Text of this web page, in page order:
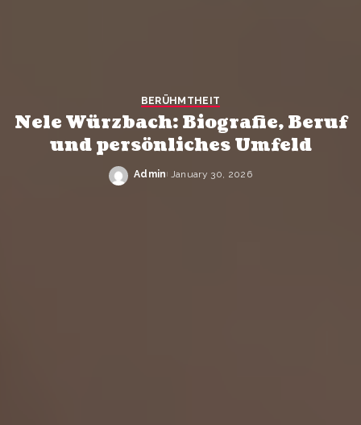
BERÜHMTHEIT
Nele Würzbach: Biografie, Beruf
und persönliches Umfeld
Posted
Admin January 30, 2026